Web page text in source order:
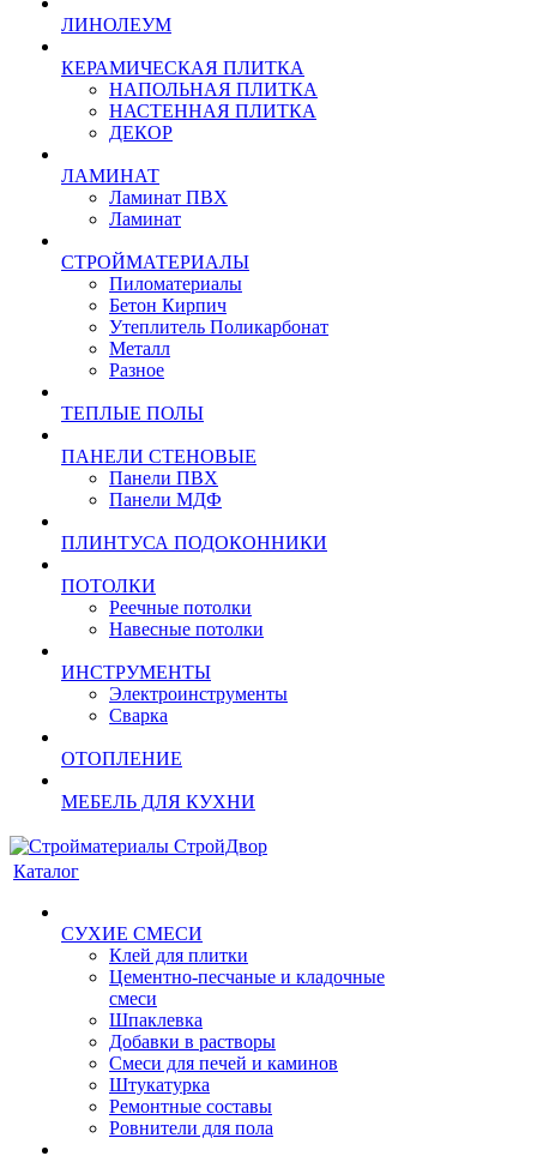
ЛИНОЛЕУМ
КЕРАМИЧЕСКАЯ ПЛИТКА
НАПОЛЬНАЯ ПЛИТКА
НАСТЕННАЯ ПЛИТКА
ДЕКОР
ЛАМИНАТ
Ламинат ПВХ
Ламинат
СТРОЙМАТЕРИАЛЫ
Пиломатериалы
Бетон Кирпич
Утеплитель Поликарбонат
Металл
Разное
ТЕПЛЫЕ ПОЛЫ
ПАНЕЛИ СТЕНОВЫЕ
Панели ПВХ
Панели МДФ
ПЛИНТУСА ПОДОКОННИКИ
ПОТОЛКИ
Реечные потолки
Навесные потолки
ИНСТРУМЕНТЫ
Электроинструменты
Сварка
ОТОПЛЕНИЕ
МЕБЕЛЬ ДЛЯ КУХНИ
Каталог
СУХИЕ СМЕСИ
Клей для плитки
Цементно-песчаные и кладочные
смеси
Шпаклевка
Добавки в растворы
Смеси для печей и каминов
Штукатурка
Ремонтные составы
Ровнители для пола